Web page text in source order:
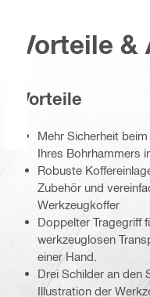
Vorteile
Vorteile
Mehr Sicherheit
Ihres Bohrhammers
Robuste
Zubehör und
Werkzeugkoffer
Doppelter Tragegriff
werkzeuglosen
einer Hand.
Drei Schilder an den
Illustration der